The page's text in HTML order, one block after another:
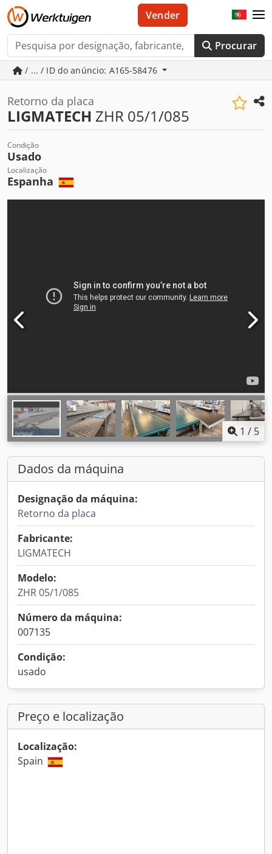
Procurar
Vender
/ ... / ID do anúncio: A165-58476
Retorno da placa
LIGMATECH ZHR 05/1/085
Condição
Usado
Localização
Espanha
1 / 5
Dados da máquina
Designação da máquina:
Retorno da placa
Fabricante:
LIGMATECH
Modelo:
ZHR 05/1/085
Número da máquina:
007135
Condição:
usado
Preço e localização
Localização:
Spain